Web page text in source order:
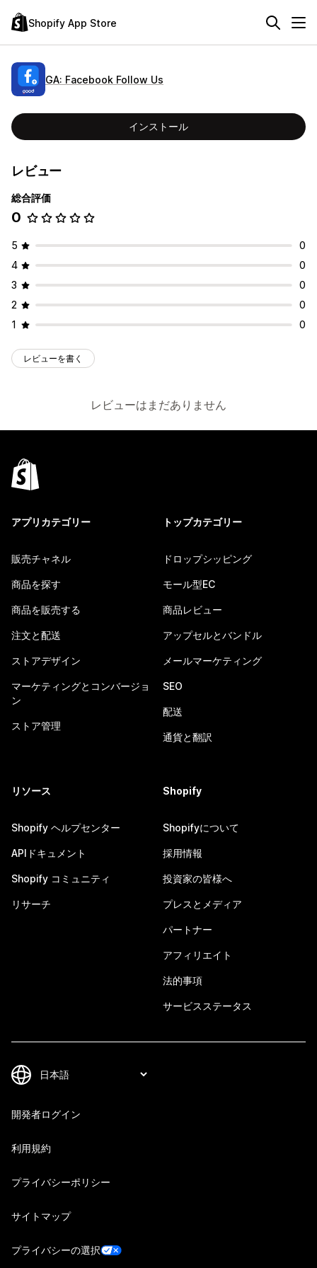
Shopify App Store
GA: Facebook Follow Us
インストール
レビュー
総合評価
0
5
0
4
0
3
0
2
0
1
0
レビューを書く
レビューはまだありません
アプリカテゴリー
販売チャネル
商品を探す
商品を販売する
注文と配送
ストアデザイン
マーケティングとコンバージョ
ン
ストア管理
トップカテゴリー
ドロップシッピング
モール型EC
商品レビュー
アップセルとバンドル
メールマーケティング
SEO
配送
通貨と翻訳
リソース
Shopify ヘルプセンター
APIドキュメント
Shopify コミュニティ
リサーチ
Shopify
Shopifyについて
採用情報
投資家の皆様へ
プレスとメディア
パートナー
アフィリエイト
法的事項
サービスステータス
開発者ログイン
利用規約
プライバシーポリシー
サイトマップ
プライバシーの選択